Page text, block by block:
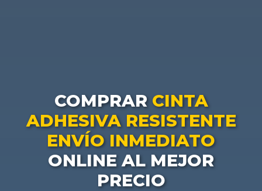
COMPRAR CINTA
ADHESIVA RESISTENTE
ENVÍO INMEDIATO
ONLINE AL MEJOR
PRECIO